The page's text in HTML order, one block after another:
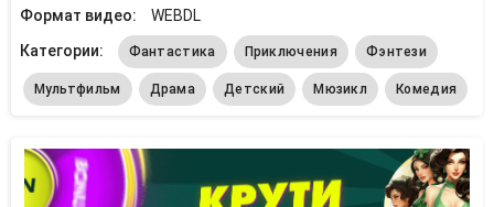
Формат видео:
WEBDL
Категории:
Фантастика Приключения Фэнтези
Мультфильм Драма Детский Мюзикл Комедия